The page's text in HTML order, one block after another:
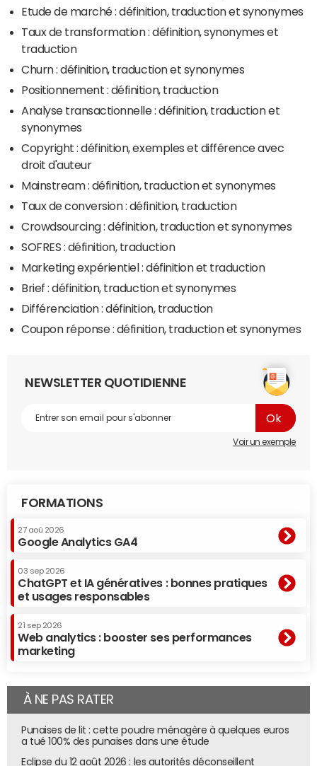
Etude de marché : définition, traduction et synonymes
Taux de transformation : définition, synonymes et
traduction
Churn : définition, traduction et synonymes
Positionnement : définition, traduction
Analyse transactionnelle : définition, traduction et
synonymes
Copyright : définition, exemples et différence avec
droit d'auteur
Mainstream : définition, traduction et synonymes
Taux de conversion : définition, traduction
Crowdsourcing : définition, traduction et synonymes
SOFRES : définition, traduction
Marketing expérientiel : définition et traduction
Brief : définition, traduction et synonymes
Différenciation : définition, traduction
Coupon réponse : définition, traduction et synonymes
NEWSLETTER QUOTIDIENNE
Voir un exemple
FORMATIONS
27 aoû 2026
Google Analytics GA4
03 sep 2026
ChatGPT et IA génératives : bonnes pratiques
et usages responsables
21 sep 2026
Web analytics : booster ses performances
marketing
À NE PAS RATER
Punaises de lit : cette poudre ménagère à quelques euros
a tué 100% des punaises dans une étude
Eclipse du 12 août 2026 : les autorités déconseillent